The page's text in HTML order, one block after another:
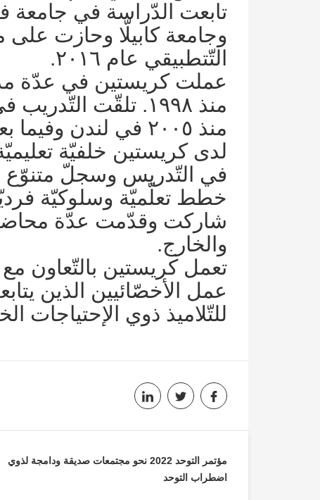
وجامعة كابيلّا وحازت
التّتطبيقي عام ٢٠١٦.
عملت كريستين في عدّة
منذ ١٩٩٨. تلقّت
منذ ٢٠٠٥ في لندن وفيما بعد في دبي.
لدى كريستين خلفيّة
في التّدريس وسجلّ متنوّع
خطط تعلّميّة وسلوكيّة
شاركت وقدّمت عدّة
والخارج.
تعمل كريستين
عمل الأخصّائيين الذين
للتّلاميذ ذوي الإحتياجات
تصفّح
المقالات
مؤتمر التوحد 2022 نحو مجتمعات صديقة ودامجة لذوي
اضطراب التوحد